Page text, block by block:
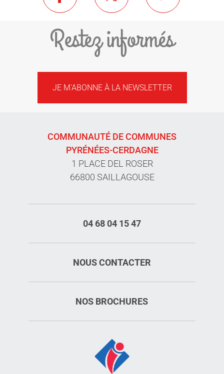
Restez informés
JE M'ABONNE À LA NEWSLETTER
COMMUNAUTÉ DE COMMUNES
PYRÉNÉES-CERDAGNE
1 PLACE DEL ROSER
66800 SAILLAGOUSE
04 68 04 15 47
NOUS CONTACTER
NOS BROCHURES